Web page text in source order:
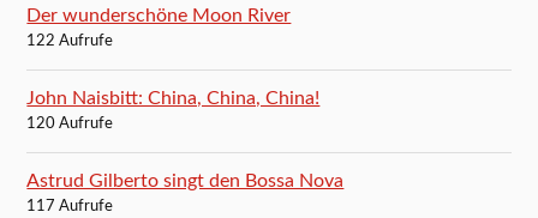
Der wunderschöne Moon River
122 Aufrufe
John Naisbitt: China, China, China!
120 Aufrufe
Astrud Gilberto singt den Bossa Nova
117 Aufrufe